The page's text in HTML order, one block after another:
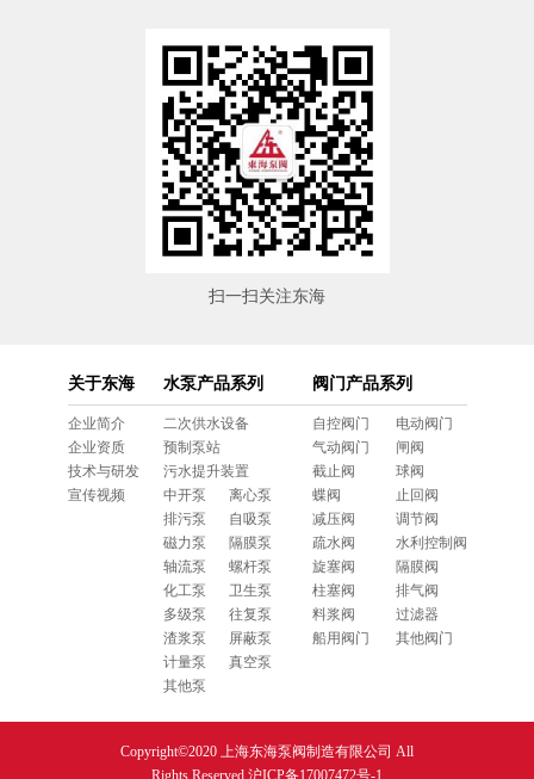
扫一扫关注东海
关于东海
企业简介
企业资质
技术与研发
宣传视频
水泵产品系列
二次供水设备
预制泵站
污水提升装置
中开泵
离心泵
排污泵
自吸泵
磁力泵
隔膜泵
轴流泵
螺杆泵
化工泵
卫生泵
多级泵
往复泵
渣浆泵
屏蔽泵
计量泵
真空泵
其他泵
阀门产品系列
自控阀门
电动阀门
气动阀门
闸阀
截止阀
球阀
蝶阀
止回阀
减压阀
调节阀
疏水阀
水利控制阀
旋塞阀
隔膜阀
柱塞阀
排气阀
料浆阀
过滤器
船用阀门
其他阀门
Copyright©2020 上海东海泵阀制造有限公司 All
Rights Reserved 沪ICP备17007472号-1